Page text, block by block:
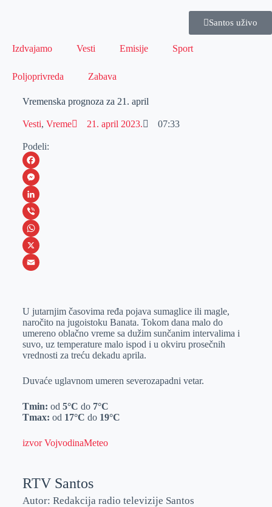
Santos uživo
Izdvajamo Vesti Emisije Sport
Poljoprivreda Zabava
Vremenska prognoza za 21. april
Vesti, Vreme 21. april 2023. 07:33
Podeli:
F
a
c
e
b
o
M
e
s
s
e
e
r
L
i
n
k
I
n
V
i
b
W
h
s
A
p
X
a
i
l
U jutarnjim časovima ređa pojava sumaglice ili magle,
naročito na jugoistoku Banata. Tokom dana malo do
umereno oblačno vreme sa dužim sunčanim intervalima i
suvo, uz temperature malo ispod i u okviru prosečnih
vrednosti za treću dekadu aprila.
Duvaće uglavnom umeren severozapadni vetar.
Tmin: od 5°C do 7°C
Tmax: od 17°C do 19°C
izvor VojvodinaMeteo
RTV Santos
Autor: Redakcija radio televizije Santos